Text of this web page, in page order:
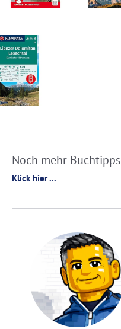
Noch mehr Buchtipps
Klick hier ...